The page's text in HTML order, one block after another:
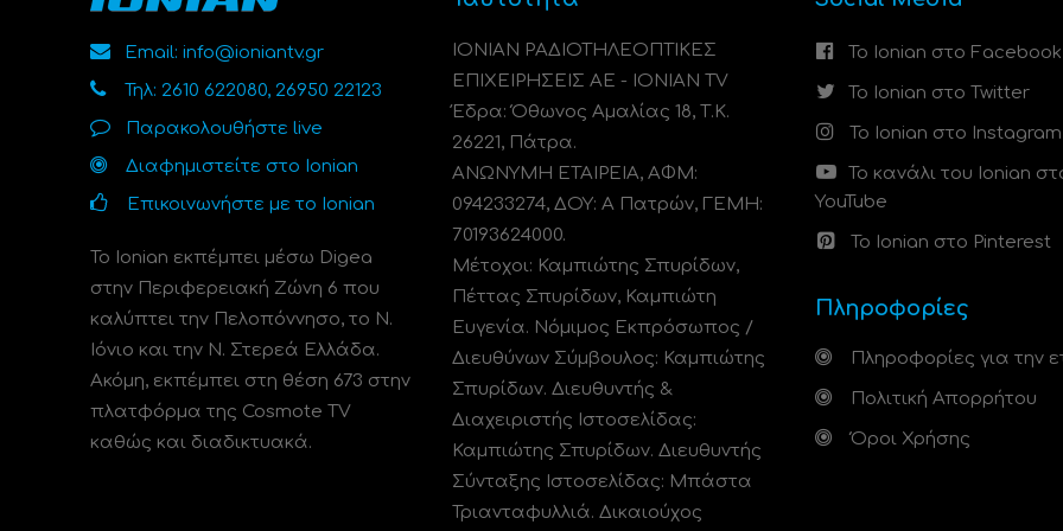
Email: info@ioniantv.gr
Τηλ: 2610 622080, 26950 22123
Παρακολουθήστε live
Διαφημιστείτε στο Ionian
Επικοινωνήστε με το Ionian
Το Ionian εκπέμπει μέσω Digea
στην Περιφερειακή Ζώνη 6 που
καλύπτει την Πελοπόννησο, το N.
Ιόνιο και την Ν. Στερεά Ελλάδα.
Ακόμη, εκπέμπει στη θέση 673 στην
πλατφόρμα της Cosmote TV
καθώς και διαδικτυακά.
ΙΟΝΙΑΝ ΡΑΔΙΟΤΗΛΕΟΠΤΙΚΕΣ
ΕΠΙΧΕΙΡΗΣΕΙΣ ΑΕ - IONIAN TV
Έδρα: Όθωνος Αμαλίας 18, Τ.Κ.
26221, Πάτρα.
ΑΝΩΝΥΜΗ ΕΤΑΙΡΕΙΑ, ΑΦΜ:
094233274, ΔΟΥ: A Πατρών, ΓΕΜΗ:
70193624000.
Μέτοχοι: Καμπιώτης Σπυρίδων,
Πέττας Σπυρίδων, Καμπιώτη
Ευγενία. Νόμιμος Εκπρόσωπος /
Διευθύνων Σύμβουλος: Καμπιώτης
Σπυρίδων. Διευθυντής &
Διαχειριστής Ιστοσελίδας:
Καμπιώτης Σπυρίδων. Διευθυντής
Σύνταξης Ιστοσελίδας: Μπάστα
Τριανταφυλλιά. Δικαιούχος
Το Ionian στο Facebook
Το Ionian στο Twitter
Το Ionian στο Instagram
Το κανάλι του Ionian
YouTube
Το Ionian στο Pinterest
Πληροφορίες
Πληροφορίες για την
Πολιτική Απορρήτου
Όροι Χρήσης